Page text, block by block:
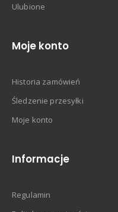
Ulubione
Moje konto
Historia zamówień
Śledzenie przesyłki
Moje konto
Informacje
Regulamin